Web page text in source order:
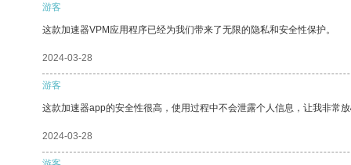
游客
这款加速器VPM应用程序已经为我们带来了无限的隐私和安全性保护。
2024-03-28
游客
这款加速器app的安全性很高，使用过程中不会泄露个人信息，让我非常
2024-03-28